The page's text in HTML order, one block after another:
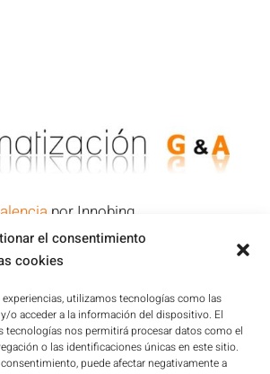
el consentimiento
cookies
experiencias, utilizamos tecnologías como las
o acceder a la información del dispositivo. El
tecnologías nos permitirá procesar datos como el
o las identificaciones únicas en este sitio.
puede afectar negativamente a
por Innobing
Aviso Legal
Condiciones de la Plataforma
Política de cookies